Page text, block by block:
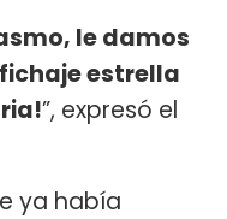
le damos
estrella
”, expresó el
ya había